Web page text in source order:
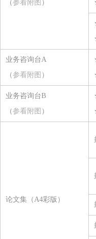
浙江巴陵恒逸己
济宁如意高新
江西梦娜科
浙江横店
苏州力保龙
江苏天华富
杭州邦联氨
重庆建峰工
浙江宇丰
（参看附图 ）
业务咨询台A
（参看附图 ）
业务咨询台B
（参看附图 ）
论文集（A4彩版）